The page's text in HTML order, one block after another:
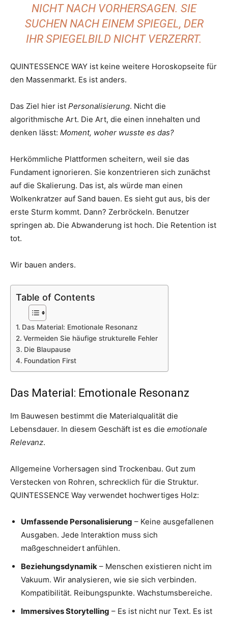
NICHT NACH VORHERSAGEN. SIE
SUCHEN NACH EINEM SPIEGEL, DER
IHR SPIEGELBILD NICHT VERZERRT.
QUINTESSENCE WAY ist keine weitere Horoskopseite für
den Massenmarkt. Es ist anders.
Das Ziel hier ist Personalisierung. Nicht die
algorithmische Art. Die Art, die einen innehalten und
denken lässt: Moment, woher wusste es das?
Herkömmliche Plattformen scheitern, weil sie das
Fundament ignorieren. Sie konzentrieren sich zunächst
auf die Skalierung. Das ist, als würde man einen
Wolkenkratzer auf Sand bauen. Es sieht gut aus, bis der
erste Sturm kommt. Dann? Zerbröckeln. Benutzer
springen ab. Die Abwanderung ist hoch. Die Retention ist
tot.
Wir bauen anders.
Table of Contents
Das Material: Emotionale Resonanz
Vermeiden Sie häufige strukturelle Fehler
Die Blaupause
Foundation First
Das Material: Emotionale Resonanz
Im Bauwesen bestimmt die Materialqualität die
Lebensdauer. In diesem Geschäft ist es die emotionale
Relevanz.
Allgemeine Vorhersagen sind Trockenbau. Gut zum
Verstecken von Rohren, schrecklich für die Struktur.
QUINTESSENCE Way verwendet hochwertiges Holz:
Umfassende Personalisierung – Keine ausgefallenen
Ausgaben. Jede Interaktion muss sich
maßgeschneidert anfühlen.
Beziehungsdynamik – Menschen existieren nicht im
Vakuum. Wir analysieren, wie sie sich verbinden.
Kompatibilität. Reibungspunkte. Wachstumsbereiche.
Immersives Storytelling – Es ist nicht nur Text. Es ist